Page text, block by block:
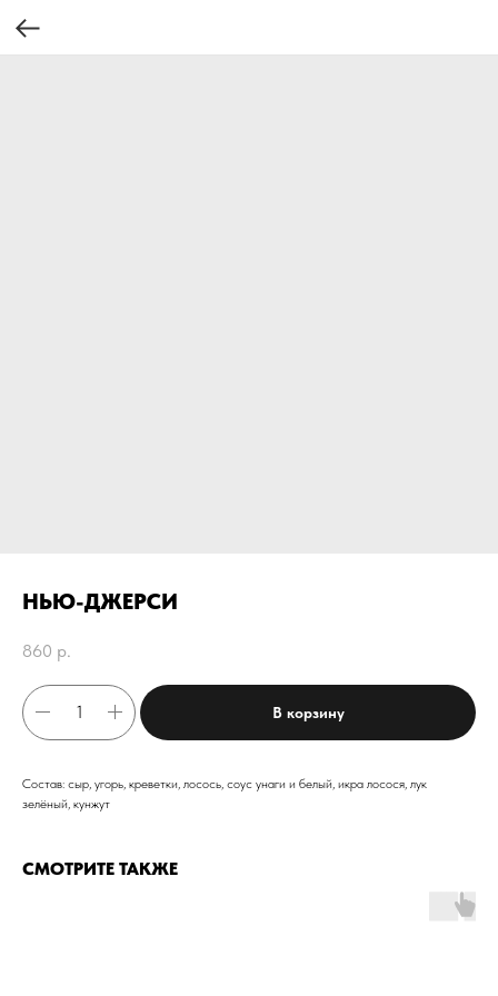
НЬЮ-ДЖЕРСИ
860 р.
В корзину
Состав: сыр, угорь, креветки, лосось, соус унаги и белый, икра лосося, лук
зелёный, кунжут
СМОТРИТЕ ТАКЖЕ